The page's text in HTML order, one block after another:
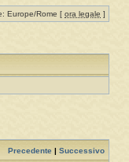
Europe/Rome [ ora legale ]
Precedente Successivo